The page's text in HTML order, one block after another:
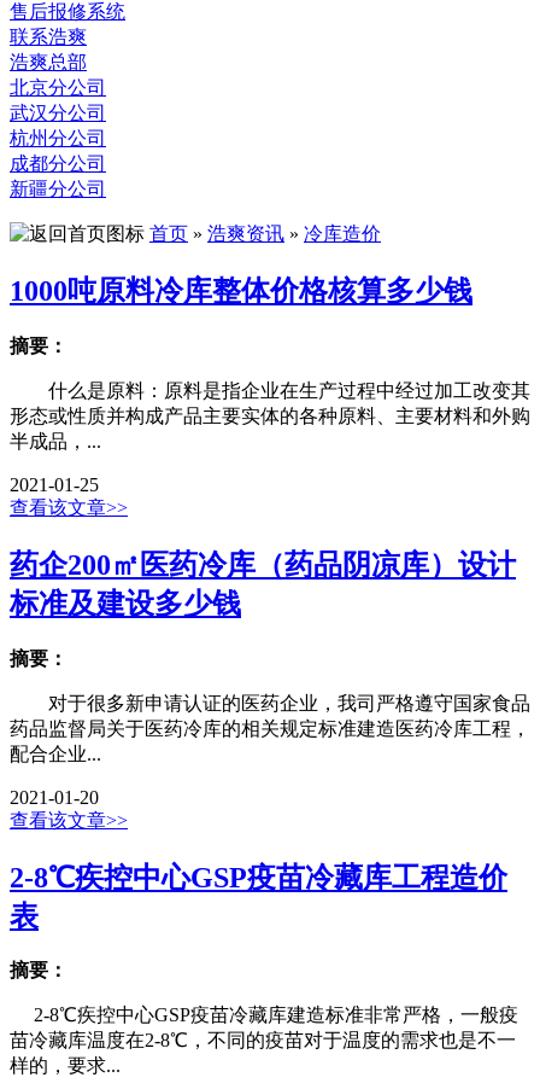
售后报修系统
联系浩爽
浩爽总部
北京分公司
武汉分公司
杭州分公司
成都分公司
新疆分公司
首页 » 浩爽资讯 » 冷库造价
1000吨原料冷库整体价格核算多少钱
摘要：
什么是原料：原料是指企业在生产过程中经过加工改变其
形态或性质并构成产品主要实体的各种原料、主要材料和外购
半成品，...
2021-01-25
查看该文章>>
药企200㎡医药冷库（药品阴凉库）设计
标准及建设多少钱
摘要：
对于很多新申请认证的医药企业，我司严格遵守国家食品
药品监督局关于医药冷库的相关规定标准建造医药冷库工程，
配合企业...
2021-01-20
查看该文章>>
2-8℃疾控中心GSP疫苗冷藏库工程造价
表
摘要：
2-8℃疾控中心GSP疫苗冷藏库建造标准非常严格，一般疫
苗冷藏库温度在2-8℃，不同的疫苗对于温度的需求也是不一
样的，要求...